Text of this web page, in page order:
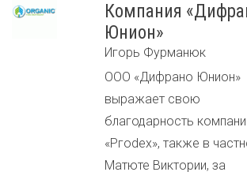
Компания
Юнион»
Игорь Фурманюк
ООО «Дифрано Юнион»
выражает свою
благодарность
«Ргоdех», также в
Матюте Виктории, за